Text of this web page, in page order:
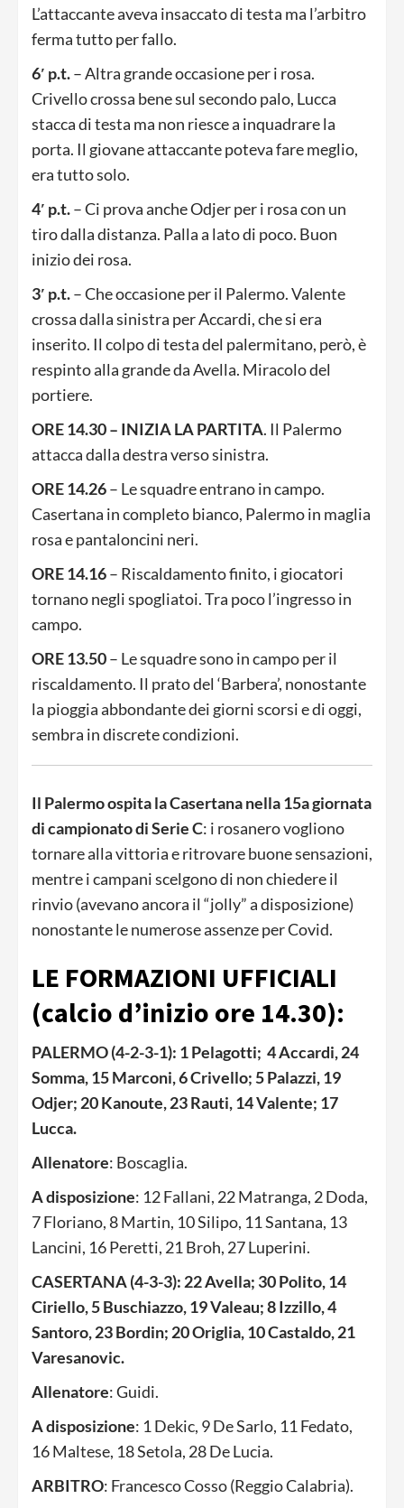
L’attaccante aveva insaccato di testa ma l’arbitro
ferma tutto per fallo.
6′ p.t.– Altra grande occasione per i rosa.
Crivello crossa bene sul secondo palo, Lucca
stacca di testa ma non riesce a inquadrare la
porta. Il giovane attaccante poteva fare meglio,
era tutto solo.
4′ p.t.– Ci prova anche Odjer per i rosa con un
tiro dalla distanza. Palla a lato di poco. Buon
inizio dei rosa.
3′ p.t.– Che occasione per il Palermo. Valente
crossa dalla sinistra per Accardi, che si era
inserito. Il colpo di testa del palermitano, però, è
respinto alla grande da Avella. Miracolo del
portiere.
ORE 14.30 – INIZIA LA PARTITA. Il Palermo
attacca dalla destra verso sinistra.
ORE 14.26– Le squadre entrano in campo.
Casertana in completo bianco, Palermo in maglia
rosa e pantaloncini neri.
ORE 14.16– Riscaldamento finito, i giocatori
tornano negli spogliatoi. Tra poco l’ingresso in
campo.
ORE 13.50– Le squadre sono in campo per il
riscaldamento. Il prato del ‘Barbera’, nonostante
la pioggia abbondante dei giorni scorsi e di oggi,
sembra in discrete condizioni.
Il Palermo ospita la Casertana nella 15a giornata
di campionato di Serie C: i rosanero vogliono
tornare alla vittoria e ritrovare buone sensazioni,
mentre i campani scelgono di non chiedere il
rinvio (avevano ancora il “jolly” a disposizione)
nonostante le numerose assenze per Covid.
LE FORMAZIONI UFFICIALI
(calcio d’inizio ore 14.30):
PALERMO (4-2-3-1): 1 Pelagotti; 4 Accardi, 24
Somma, 15 Marconi, 6 Crivello; 5 Palazzi, 19
Odjer; 20 Kanoute, 23 Rauti, 14 Valente; 17
Lucca.
Allenatore: Boscaglia.
A disposizione: 12 Fallani, 22 Matranga, 2 Doda,
7 Floriano, 8 Martin, 10 Silipo, 11 Santana, 13
Lancini, 16 Peretti, 21 Broh, 27 Luperini.
CASERTANA (4-3-3): 22 Avella; 30 Polito, 14
Ciriello, 5 Buschiazzo, 19 Valeau; 8 Izzillo, 4
Santoro, 23 Bordin; 20 Origlia, 10 Castaldo, 21
Varesanovic.
Allenatore: Guidi.
A disposizione: 1 Dekic, 9 De Sarlo, 11 Fedato,
16 Maltese, 18 Setola, 28 De Lucia.
ARBITRO: Francesco Cosso (Reggio Calabria).